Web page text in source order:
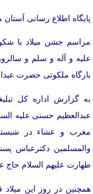
پایگاه اطلاع رسانی
مراسم جشن ميلاد با
عليه و آله و سلم و
بارگاه ملكوتی حضرت
به گزارش اداره کل
مغرب و عشاء در
والمسلمین دکترعباس
طهارت عليهم السلام حاج